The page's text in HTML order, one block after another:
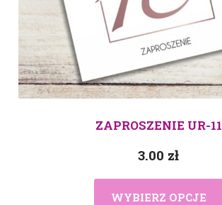
ZAPROSZENIE UR-11
3.00 zł
WYBIERZ OPCJE